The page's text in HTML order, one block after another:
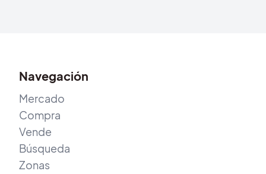
Navegación
Mercado
Compra
Vende
Búsqueda
Zonas